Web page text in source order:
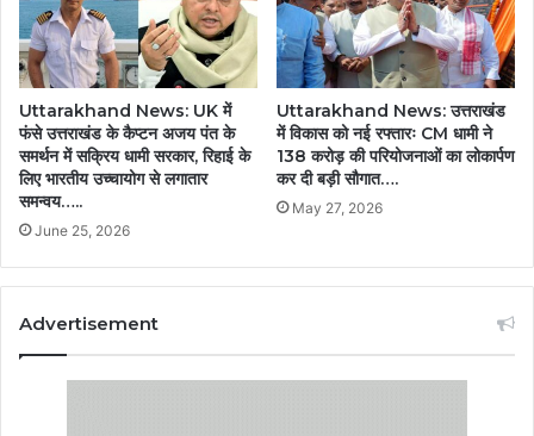
Uttarakhand News: UK में
फंसे उत्तराखंड के कैप्टन अजय पंत के
समर्थन में सक्रिय धामी सरकार, रिहाई के
लिए भारतीय उच्चायोग से लगातार
समन्वय…..
June 25, 2026
Uttarakhand News: उत्तराखंड
में विकास को नई रफ्तारः CM धामी ने
138 करोड़ की परियोजनाओं का लोकार्पण
कर दी बड़ी सौगात….
May 27, 2026
Advertisement